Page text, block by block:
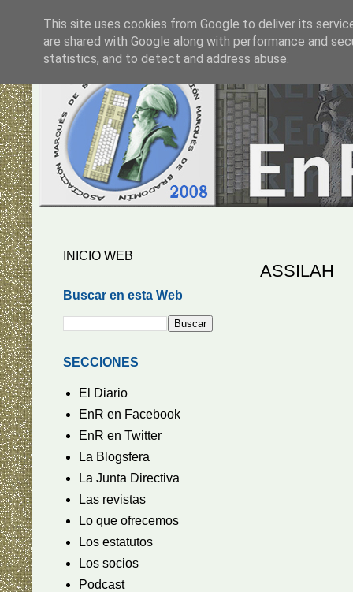
ASSILAH
INICIO WEB
Buscar en esta Web
SECCIONES
El Diario
EnR en Facebook
EnR en Twitter
La Blogsfera
La Junta Directiva
Las revistas
Lo que ofrecemos
Los estatutos
Los socios
Podcast
This site uses cookies from Google to deliver its
are shared with Google along with performance and
statistics, and to detect and address abuse.